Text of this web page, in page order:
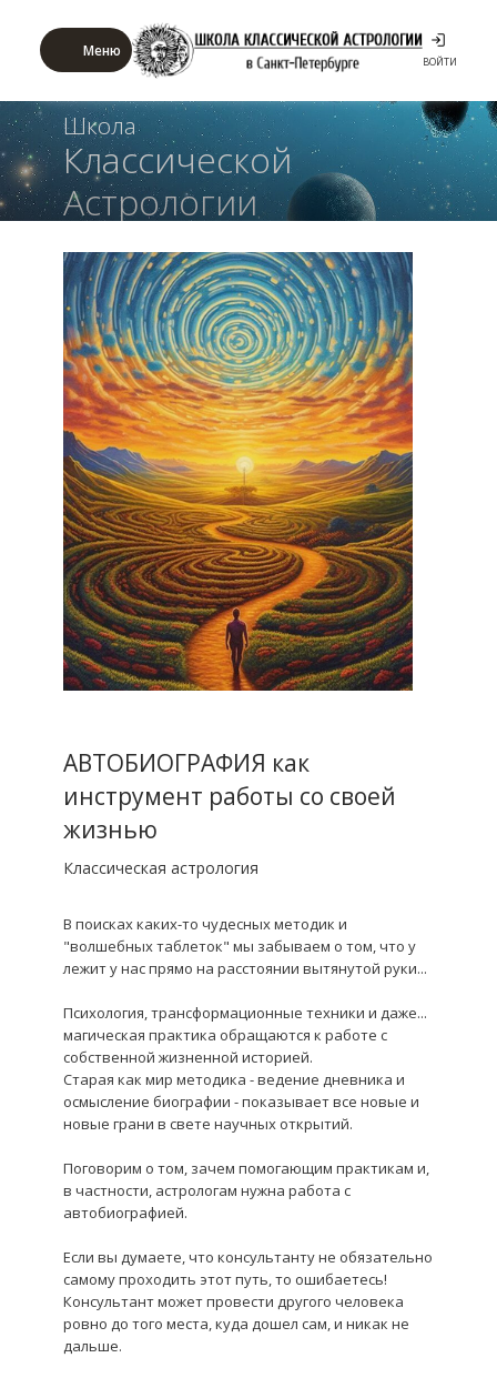
Меню
ВОЙТИ
Школа
Классической
Астрологии
АВТОБИОГРАФИЯ как
инструмент работы со своей
жизнью
Классическая астрология
В поисках каких-то чудесных методик и
"волшебных таблеток" мы забываем о том, что у
лежит у нас прямо на расстоянии вытянутой руки...
Психология, трансформационные техники и даже...
магическая практика обращаются к работе с
собственной жизненной историей.
Старая как мир методика - ведение дневника и
осмысление биографии - показывает все новые и
новые грани в свете научных открытий.
Поговорим о том, зачем помогающим практикам и,
в частности, астрологам нужна работа с
автобиографией.
Если вы думаете, что консультанту не обязательно
самому проходить этот путь, то ошибаетесь!
Консультант может провести другого человека
ровно до того места, куда дошел сам, и никак не
дальше.